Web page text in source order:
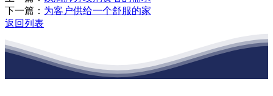
下一篇： 为客户供给一个舒服的家
返回列表